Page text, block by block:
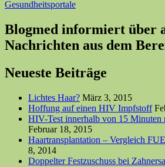
Gesundheitsportale
Blogmed informiert über
Nachrichten aus dem
Neueste Beiträge
Lichtes Haar? März 3, 2015
Hoffung auf einen HIV Impfstoff
HIV-Test innerhalb von 15 Minuten
Februar 18, 2015
Haartransplantation – Vergleich
8, 2014
Doppelter Festzuschuss bei